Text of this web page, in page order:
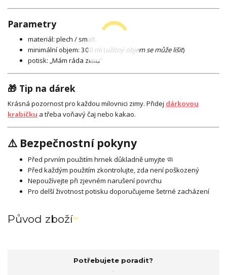
Parametry
materiál: plech / smalt
minimální objem: 300 ml (užitný objem se může lišit)
potisk: „Mám ráda zimu“
🎁 Tip na dárek
Krásná pozornost pro každou milovnici zimy. Přidej dárkovou
krabičku a třeba voňavý čaj nebo kakao.
⚠️ Bezpečnostní pokyny
Před prvním použitím hrnek důkladně umyjte 🧼
Před každým použitím zkontrolujte, zda není poškozený
Nepoužívejte při zjevném narušení povrchu
Pro delší životnost potisku doporučujeme šetrné zacházení
Původ zboží
Potřebujete poradit?